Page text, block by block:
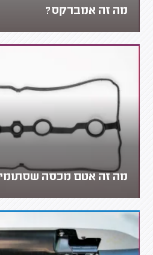
מה זה אמברקס?
מה זה אטם מכסה